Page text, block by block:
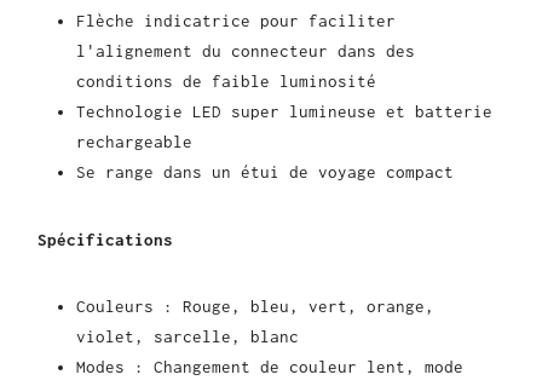
Flèche indicatrice pour faciliter
l'alignement du connecteur dans des
conditions de faible luminosité
Technologie LED super lumineuse et batterie
rechargeable
Se range dans un étui de voyage compact
Spécifications
Couleurs : Rouge, bleu, vert, orange,
violet, sarcelle, blanc
Modes : Changement de couleur lent, mode